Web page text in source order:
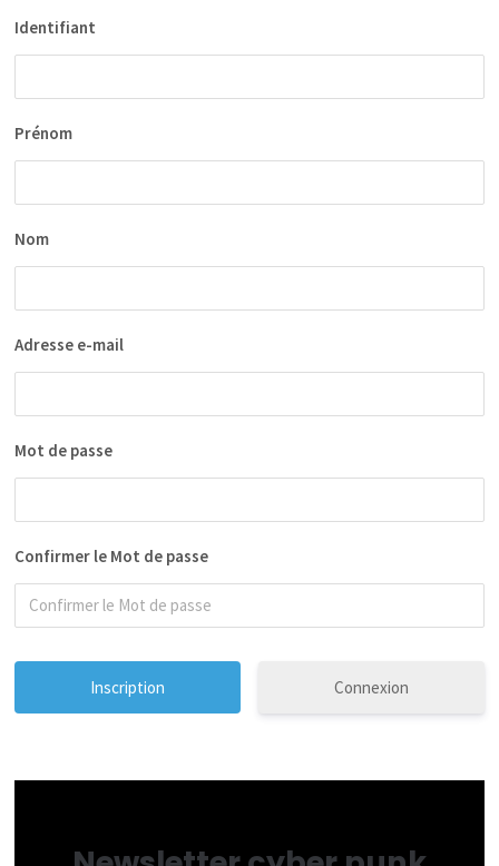
Identifiant
Prénom
Nom
Adresse e-mail
Mot de passe
Confirmer le Mot de passe
Connexion